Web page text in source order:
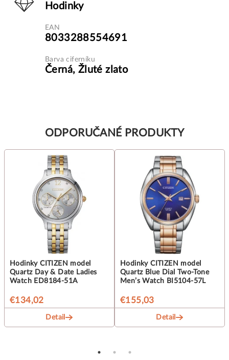
Hodinky
EAN
8033288554691
Barva ciferníku
Černá, Žluté zlato
ODPORUČANÉ PRODUKTY
Hodinky CITIZEN model
Quartz Day & Date Ladies
Watch ED8184-51A
€134,02
Detail
Hodinky CITIZEN model
Quartz Blue Dial Two-Tone
Men’s Watch BI5104-57L
€155,03
Detail